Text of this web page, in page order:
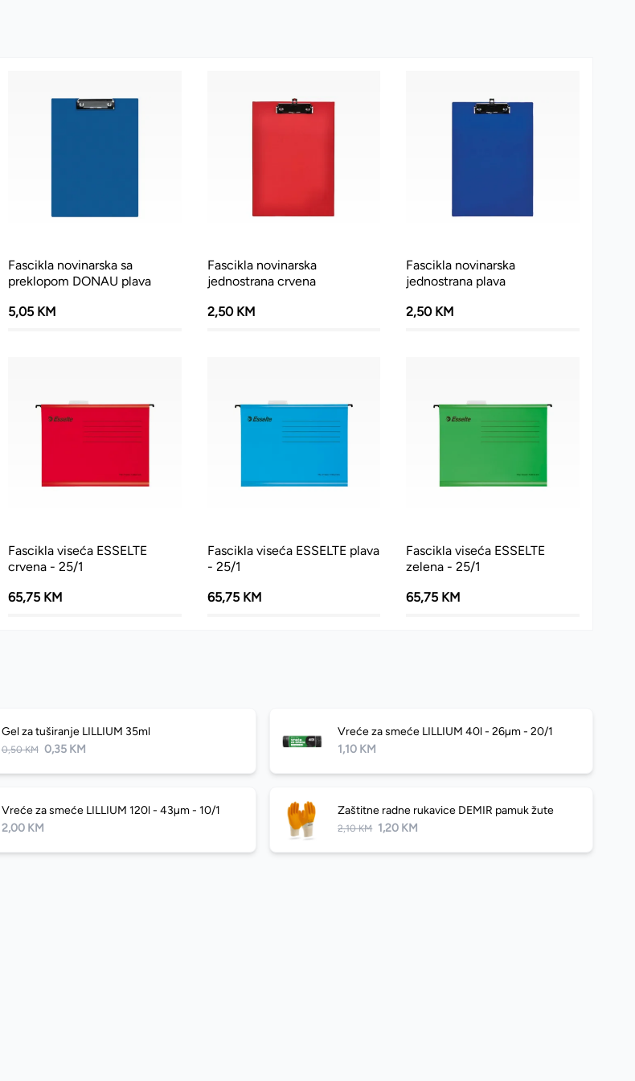
Fascikla novinarska sa
preklopom DONAU plava
5,05 KM
Fascikla novinarska
jednostrana crvena
2,50 KM
Fascikla novinarska
jednostrana plava
2,50 KM
Fascikla viseća ESSELTE
crvena - 25/1
65,75 KM
Fascikla viseća ESSELTE plava
- 25/1
65,75 KM
Fascikla viseća ESSELTE
zelena - 25/1
65,75 KM
Gel za tuširanje LILLIUM 35ml
0,50 KM 0,35 KM
Vreće za smeće LILLIUM 40l - 26µm - 20/1
1,10 KM
Vreće za smeće LILLIUM 120l - 43µm - 10/1
2,00 KM
Zaštitne radne rukavice DEMIR pamuk žute
2,10 KM 1,20 KM